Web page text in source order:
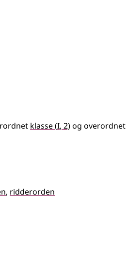
klasse(1
I, 2)og overordnet
ridderorden